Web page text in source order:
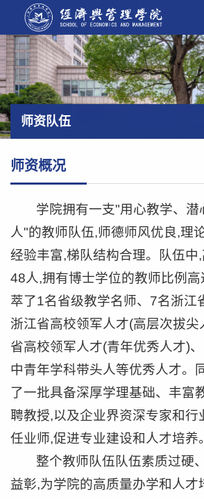
师资队伍
师资概况
学院拥有一支"用心教学、潜
人"的教师队伍,师德师风优良,理
经验丰富,梯队结构合理。队伍中
48人,拥有博士学位的教师比例
萃了1名省级教学名师、7名浙江
浙江省高校领军人才(高层次拔尖
省高校领军人才(青年优秀人才)
中青年学科带头人等优秀人才。
了一批具备深厚学理基础、丰富
聘教授,以及企业界资深专家和行
任业师,促进专业建设和人才培养。
整个教师队伍队伍素质过硬
益彰,为学院的高质量办学和人才